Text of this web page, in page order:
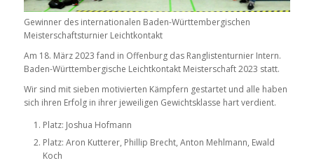
Gewinner des internationalen Baden-Württembergischen
Meisterschaftsturnier Leichtkontakt
Am 18. März 2023 fand in Offenburg das Ranglistenturnier Intern.
Baden-Württembergische Leichtkontakt Meisterschaft 2023 statt.
Wir sind mit sieben motivierten Kämpfern gestartet und alle haben
sich ihren Erfolg in ihrer jeweiligen Gewichtsklasse hart verdient.
Platz: Joshua Hofmann
Platz: Aron Kutterer, Phillip Brecht, Anton Mehlmann, Ewald
Koch